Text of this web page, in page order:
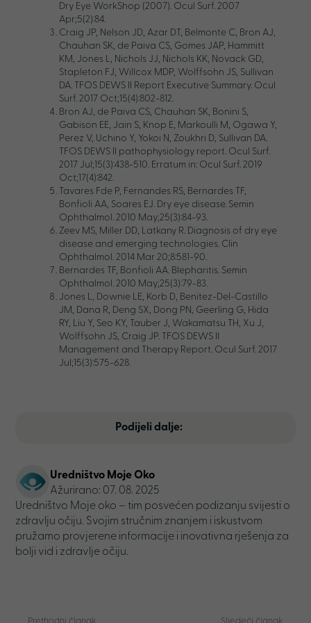
Dry Eye WorkShop (2007). Ocul Surf. 2007
Apr;5(2):84.
Craig JP, Nelson JD, Azar DT, Belmonte C, Bron AJ,
Chauhan SK, de Paiva CS, Gomes JAP, Hammitt
KM, Jones L, Nichols JJ, Nichols KK, Novack GD,
Stapleton FJ, Willcox MDP, Wolffsohn JS, Sullivan
DA. TFOS DEWS II Report Executive Summary. Ocul
Surf. 2017 Oct;15(4):802-812.
Bron AJ, de Paiva CS, Chauhan SK, Bonini S,
Gabison EE, Jain S, Knop E, Markoulli M, Ogawa Y,
Perez V, Uchino Y, Yokoi N, Zoukhri D, Sullivan DA.
TFOS DEWS II pathophysiology report. Ocul Surf.
2017 Jul;15(3):438-510. Erratum in: Ocul Surf. 2019
Oct;17(4):842.
Tavares Fde P, Fernandes RS, Bernardes TF,
Bonfioli AA, Soares EJ. Dry eye disease. Semin
Ophthalmol. 2010 May;25(3):84-93.
Zeev MS, Miller DD, Latkany R. Diagnosis of dry eye
disease and emerging technologies. Clin
Ophthalmol. 2014 Mar 20;8:581-90.
Bernardes TF, Bonfioli AA. Blepharitis. Semin
Ophthalmol. 2010 May;25(3):79-83.
Jones L, Downie LE, Korb D, Benitez-Del-Castillo
JM, Dana R, Deng SX, Dong PN, Geerling G, Hida
RY, Liu Y, Seo KY, Tauber J, Wakamatsu TH, Xu J,
Wolffsohn JS, Craig JP. TFOS DEWS II
Management and Therapy Report. Ocul Surf. 2017
Jul;15(3):575-628.
Podijeli dalje:
Uredništvo Moje Oko
Ažurirano: 07. 08. 2025
Uredništvo Moje oko – tim posvećen podizanju svijesti o
zdravlju očiju. Svojim stručnim znanjem i iskustvom
pružamo provjerene informacije i inovativna rješenja za
bolji vid i zdravlje očiju.